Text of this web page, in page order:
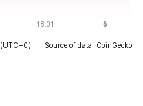
(UTC+0) Source of data: CoinGecko